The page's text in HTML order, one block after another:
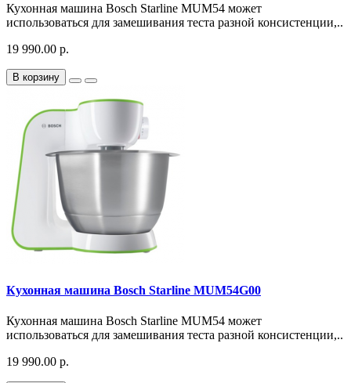
Кухонная машина Bosch Starline MUM54 может
использоваться для замешивания теста разной консистенции,..
19 990.00 р.
В корзину
Кухонная машина Bosch Starline MUM54G00
Кухонная машина Bosch Starline MUM54 может
использоваться для замешивания теста разной консистенции,..
19 990.00 р.